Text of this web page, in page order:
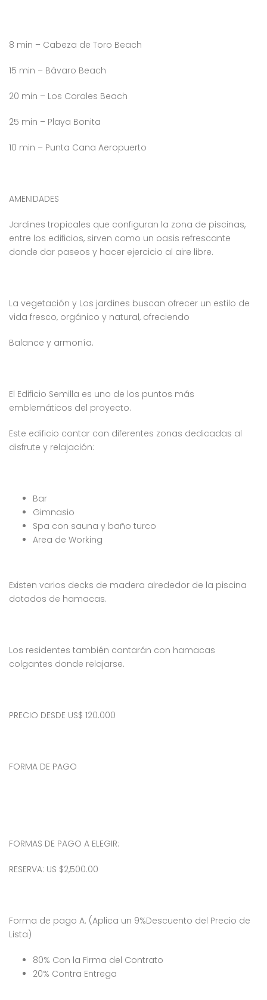
8 min – Cabeza de Toro Beach
15 min – Bávaro Beach
20 min – Los Corales Beach
25 min – Playa Bonita
10 min – Punta Cana Aeropuerto
AMENIDADES
Jardines tropicales que configuran la zona de piscinas,
entre los edificios, sirven como un oasis refrescante
donde dar paseos y hacer ejercicio al aire libre.
La vegetación y Los jardines buscan ofrecer un estilo de
vida fresco, orgánico y natural, ofreciendo
Balance y armonía.
El Edificio Semilla es uno de los puntos más
emblemáticos del proyecto.
Este edificio contar con diferentes zonas dedicadas al
disfrute y relajación:
Bar
Gimnasio
Spa con sauna y baño turco
Area de Working
Existen varios decks de madera alrededor de la piscina
dotados de hamacas.
Los residentes también contarán con hamacas
colgantes donde relajarse.
PRECIO DESDE US$ 120.000
FORMA DE PAGO
FORMAS DE PAGO A ELEGIR:
RESERVA: US $2,500.00
Forma de pago A. (Aplica un 9%Descuento del Precio de
Lista)
80% Con la Firma del Contrato
20% Contra Entrega